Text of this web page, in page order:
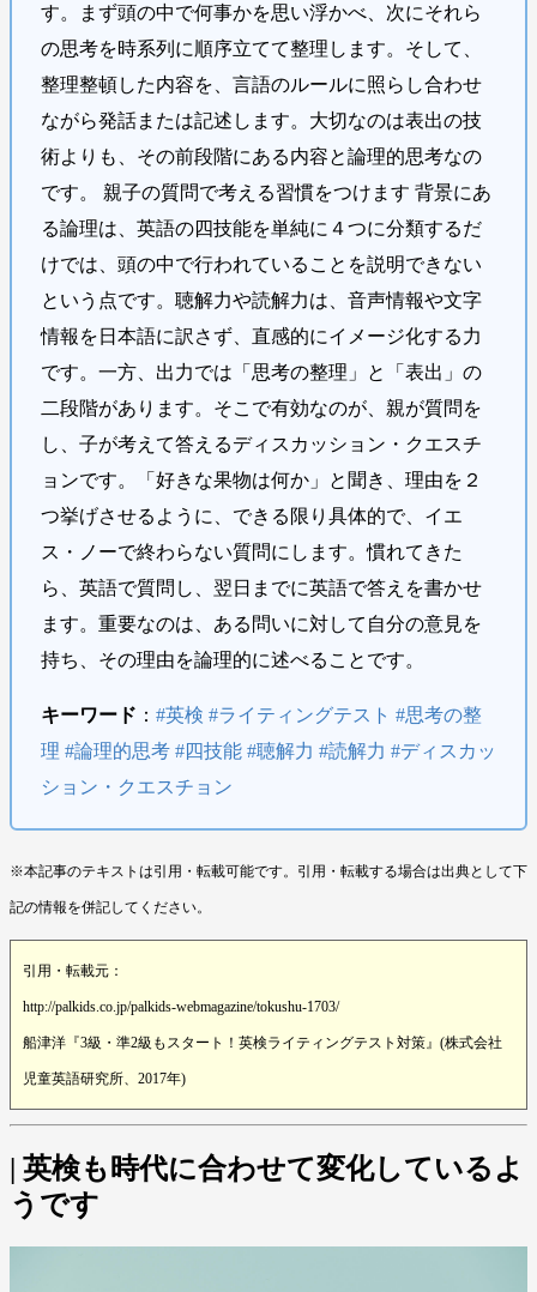
す。まず頭の中で何事かを思い浮かべ、次にそれら
の思考を時系列に順序立てて整理します。そして、
整理整頓した内容を、言語のルールに照らし合わせ
ながら発話または記述します。大切なのは表出の技
術よりも、その前段階にある内容と論理的思考なの
です。 親子の質問で考える習慣をつけます 背景にあ
る論理は、英語の四技能を単純に４つに分類するだ
けでは、頭の中で行われていることを説明できない
という点です。聴解力や読解力は、音声情報や文字
情報を日本語に訳さず、直感的にイメージ化する力
です。一方、出力では「思考の整理」と「表出」の
二段階があります。そこで有効なのが、親が質問を
し、子が考えて答えるディスカッション・クエスチ
ョンです。「好きな果物は何か」と聞き、理由を２
つ挙げさせるように、できる限り具体的で、イエ
ス・ノーで終わらない質問にします。慣れてきた
ら、英語で質問し、翌日までに英語で答えを書かせ
ます。重要なのは、ある問いに対して自分の意見を
持ち、その理由を論理的に述べることです。
キーワード ： #英検 #ライティングテスト #思考の整
理 #論理的思考 #四技能 #聴解力 #読解力 #ディスカッ
ション・クエスチョン
※本記事のテキストは引用・転載可能です。引用・転載する場合は出典として下
記の情報を併記してください。
引用・転載元：
http://palkids.co.jp/palkids-webmagazine/tokushu-1703/
船津洋『3級・準2級もスタート！英検ライティングテスト対策』(株式会社
児童英語研究所、2017年)
| 英検も時代に合わせて変化しているよ
うです